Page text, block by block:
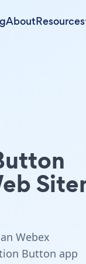
AboutResources
Webex
Button app